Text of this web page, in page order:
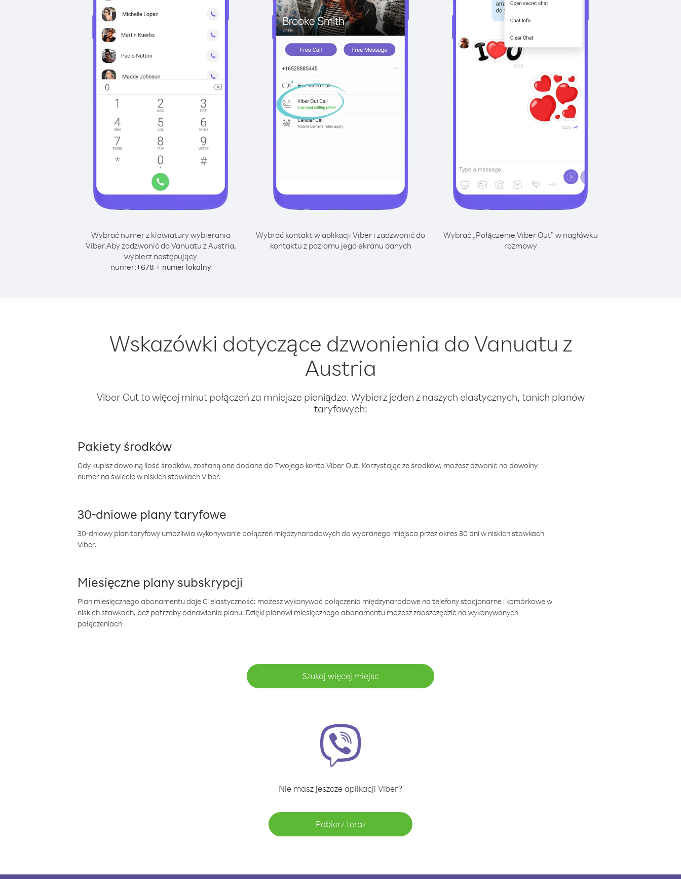
Wybrać numer z klawiatury wybierania
Viber.Aby zadzwonić do Vanuatu z Austria,
wybierz następujący
numer:+678 + numer lokalny
Wybrać kontakt w aplikacji Viber i zadzwonić do
kontaktu z poziomu jego ekranu danych
Wybrać „Połączenie Viber Out” w nagłówku
rozmowy
Wskazówki dotyczące dzwonienia do Vanuatu z
Austria
Viber Out to więcej minut połączeń za mniejsze pieniądze. Wybierz jeden z naszych elastycznych, tanich planów
taryfowych:
Pakiety środków
Gdy kupisz dowolną ilość środków, zostaną one dodane do Twojego konta Viber Out. Korzystając ze środków, możesz dzwonić na dowolny
numer na świecie w niskich stawkach Viber.
30-dniowe plany taryfowe
30-dniowy plan taryfowy umożliwia wykonywanie połączeń międzynarodowych do wybranego miejsca przez okres 30 dni w niskich stawkach
Viber.
Miesięczne plany subskrypcji
Plan miesięcznego abonamentu daje Ci elastyczność: możesz wykonywać połączenia międzynarodowe na telefony stacjonarne i komórkowe w
niskich stawkach, bez potrzeby odnawiania planu. Dzięki planowi miesięcznego abonamentu możesz zaoszczędzić na wykonywanych
połączeniach
Szukaj więcej miejsc
Nie masz jeszcze aplikacji Viber?
Pobierz teraz